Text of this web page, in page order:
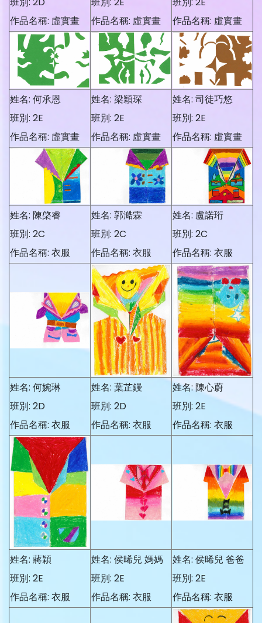
作品名稱: 虛實畫
作品名稱: 虛實畫
作品名稱: 虛實畫
姓名: 何承恩
班別: 2E
作品名稱: 虛實畫
姓名: 梁穎琛
班別: 2E
作品名稱: 虛實畫
姓名: 司徒巧悠
班別: 2E
作品名稱: 虛實畫
姓名: 陳棨睿
班別: 2C
作品名稱: 衣服
姓名: 郭澔霖
班別: 2C
作品名稱: 衣服
姓名: 盧諾珩
班別: 2C
作品名稱: 衣服
姓名: 何婉琳
班別: 2D
作品名稱: 衣服
姓名: 葉芷鏝
班別: 2D
作品名稱: 衣服
姓名: 陳心蔚
班別: 2E
作品名稱: 衣服
姓名: 蔣穎
班別: 2E
作品名稱: 衣服
姓名: 侯晞兒 媽媽
班別: 2E
作品名稱: 衣服
姓名: 侯晞兒 爸爸
班別: 2E
作品名稱: 衣服